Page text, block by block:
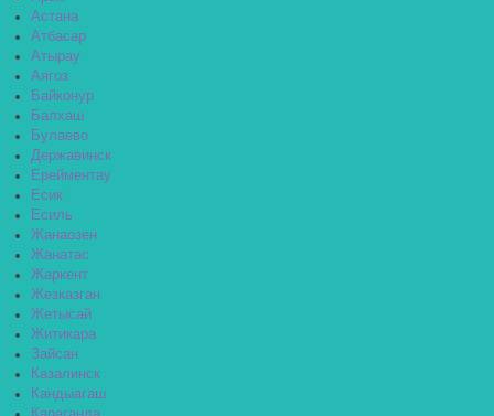
Астана
Атбасар
Атырау
Аягоз
Байконур
Балхаш
Булаево
Державинск
Ерейментау
Есик
Есиль
Жанаозен
Жанатас
Жаркент
Жезказган
Жетысай
Житикара
Зайсан
Казалинск
Кандыагаш